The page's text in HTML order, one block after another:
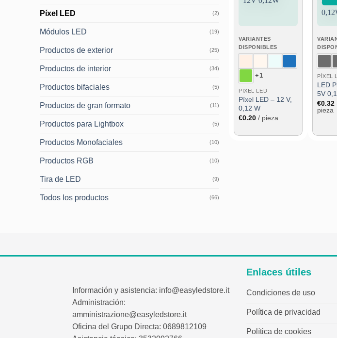
Píxel LED (2)
Módulos LED (19)
Productos de exterior (25)
Productos de interior (34)
Productos bifaciales (5)
Productos de gran formato (11)
Productos para Lightbox (5)
Productos Monofaciales (10)
Productos RGB (10)
Tira de LED (9)
Todos los productos (66)
VARIANTES
DISPONIBLES
+1
PÍXEL LED
Píxel LED – 12 V,
0,12 W
€0.20 / pieza
PÍXEL
LED
5V
€0.32
pieza
Información y asistencia: info@easyledstore.it
Administración:
amministrazione@easyledstore.it
Oficina del Grupo Directa: 0689812109
Enlaces útiles
Condiciones de uso
Política de privacidad
Política de cookies